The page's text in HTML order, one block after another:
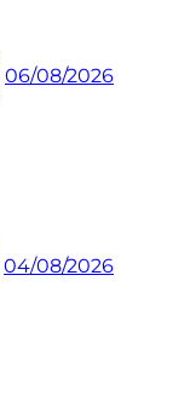
06/08/2026
04/08/2026